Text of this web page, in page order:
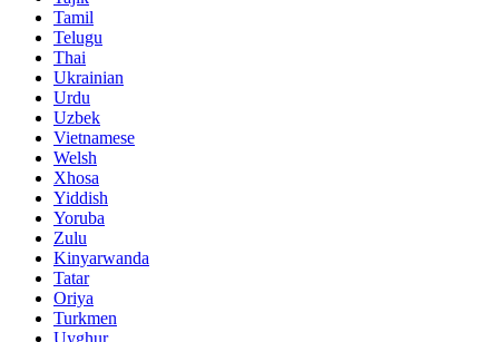
Tamil
Telugu
Thai
Ukrainian
Urdu
Uzbek
Vietnamese
Welsh
Xhosa
Yiddish
Yoruba
Zulu
Kinyarwanda
Tatar
Oriya
Turkmen
Uyghur